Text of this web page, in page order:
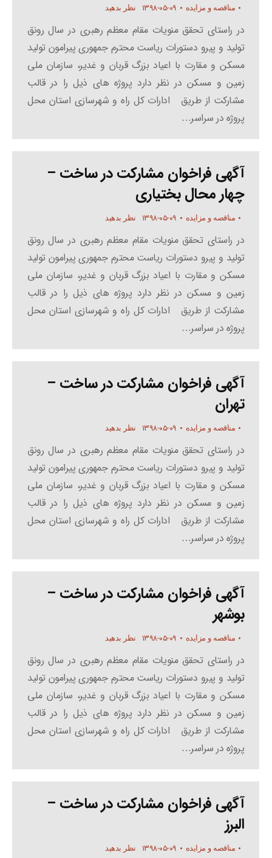
مناقصه و مزایده ۱۳۹۸-۰۵-۰۹ نظر بدهید
در راستای تحقق منویات مقام معظم رهبری در سال رونق
تولید و پیرو دستورات ریاست محترم جمهوری پیرامون تولید
مسکن و مقارت با اعیاد بزرگ قربان و غدیر، سازمان ملی
زمین و مسکن در نظر دارد پروژه های ذیل را در قالب
مشارکت از طریق ادارات کل راه و شهرسازی استان محل
پروژه در سراسر…
آگهی فراخوان مشارکت در ساخت –
چهار محال بختیاری
مناقصه و مزایده ۱۳۹۸-۰۵-۰۹ نظر بدهید
در راستای تحقق منویات مقام معظم رهبری در سال رونق
تولید و پیرو دستورات ریاست محترم جمهوری پیرامون تولید
مسکن و مقارت با اعیاد بزرگ قربان و غدیر، سازمان ملی
زمین و مسکن در نظر دارد پروژه های ذیل را در قالب
مشارکت از طریق ادارات کل راه و شهرسازی استان محل
پروژه در سراسر…
آگهی فراخوان مشارکت در ساخت –
تهران
مناقصه و مزایده ۱۳۹۸-۰۵-۰۹ نظر بدهید
در راستای تحقق منویات مقام معظم رهبری در سال رونق
تولید و پیرو دستورات ریاست محترم جمهوری پیرامون تولید
مسکن و مقارت با اعیاد بزرگ قربان و غدیر، سازمان ملی
زمین و مسکن در نظر دارد پروژه های ذیل را در قالب
مشارکت از طریق ادارات کل راه و شهرسازی استان محل
پروژه در سراسر…
آگهی فراخوان مشارکت در ساخت –
بوشهر
مناقصه و مزایده ۱۳۹۸-۰۵-۰۹ نظر بدهید
در راستای تحقق منویات مقام معظم رهبری در سال رونق
تولید و پیرو دستورات ریاست محترم جمهوری پیرامون تولید
مسکن و مقارت با اعیاد بزرگ قربان و غدیر، سازمان ملی
زمین و مسکن در نظر دارد پروژه های ذیل را در قالب
مشارکت از طریق ادارات کل راه و شهرسازی استان محل
پروژه در سراسر…
آگهی فراخوان مشارکت در ساخت –
البرز
مناقصه و مزایده ۱۳۹۸-۰۵-۰۹ نظر بدهید